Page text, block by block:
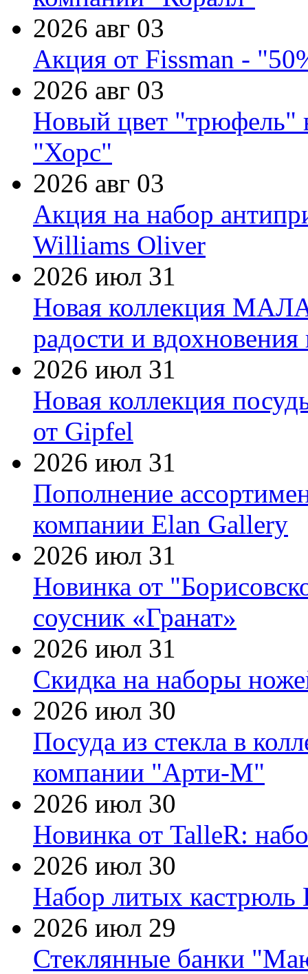
2026 авг 03
Акция от Fissman -
2026 авг 03
Новый цвет "трюфель"
"Хорс"
2026 авг 03
Акция на набор
Williams Oliver
2026 июл 31
Новая коллекция
радости и
2026 июл 31
Новая коллекция
от Gipfel
2026 июл 31
Пополнение
компании Elan Gallery
2026 июл 31
Новинка от
соусник «Гранат»
2026 июл 31
Скидка на наборы
2026 июл 30
Посуда из стекла в
компании "Арти-М"
2026 июл 30
Новинка от TalleR:
2026 июл 30
Набор литых кастрюль
2026 июл 29
Стеклянные банки